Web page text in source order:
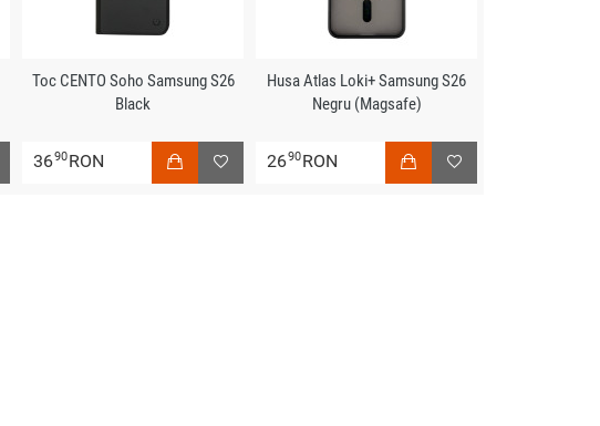
Toc CENTO Soho Samsung S26
Black
3690RON
Husa Atlas Loki+ Samsung S26
Negru (Magsafe)
2690RON